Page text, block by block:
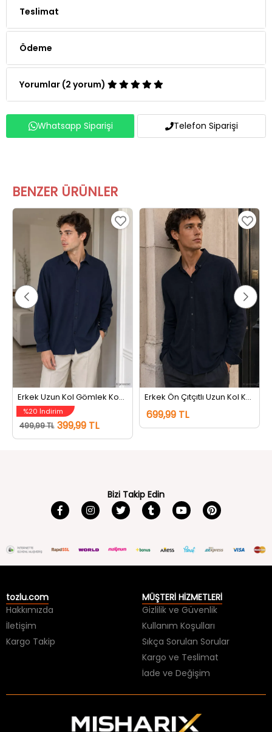
Teslimat
Ödeme
Yorumlar (2 yorum)
Whatsapp Siparişi Telefon Siparişi
BENZER ÜRÜNLER
Erkek Uzun Kol Gömlek Koyulacivert
%20 İndirim
499,99 TL 399,99 TL
Erkek Ön Çıtçıtlı Uzun Kol Kendinden Desenli Gömlek Lacivert
699,99 TL
Bizi Takip Edin
tozlu.com
Hakkımızda
İletişim
Kargo Takip
MÜŞTERİ HİZMETLERİ
Gizlilik ve Güvenlik
Kullanım Koşulları
Sıkça Sorulan Sorular
Kargo ve Teslimat
İade ve Değişim